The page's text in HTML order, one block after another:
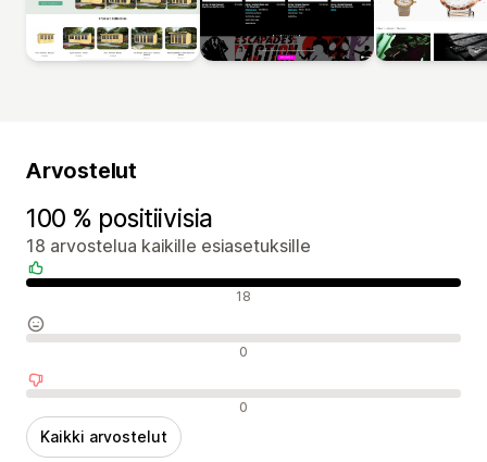
Arvostelut
100 % positiivisia
18 arvostelua kaikille esiasetuksille
Positiiviset arvostelut 18
Neutraalit arvostelut 0
Negatiiviset arvostelut 0
Kaikki arvostelut